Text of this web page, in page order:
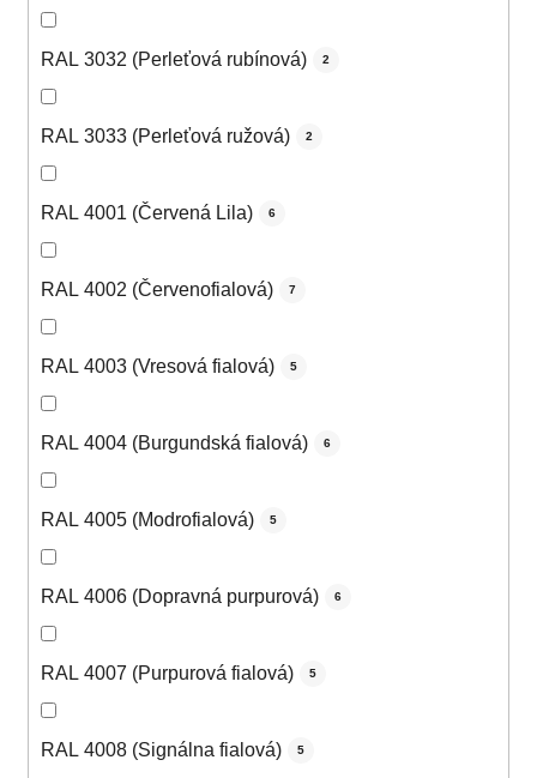
RAL 3032 (Perleťová rubínová) 2
RAL 3033 (Perleťová ružová) 2
RAL 4001 (Červená Lila) 6
RAL 4002 (Červenofialová) 7
RAL 4003 (Vresová fialová) 5
RAL 4004 (Burgundská fialová) 6
RAL 4005 (Modrofialová) 5
RAL 4006 (Dopravná purpurová) 6
RAL 4007 (Purpurová fialová) 5
RAL 4008 (Signálna fialová) 5